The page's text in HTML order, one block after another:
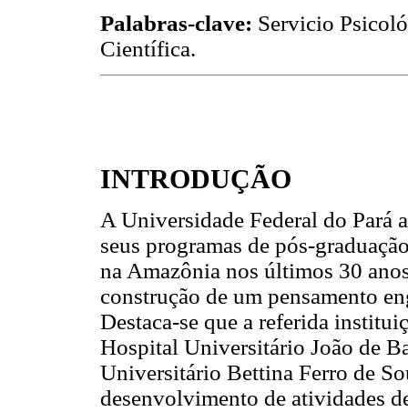
Palabras-clave: Servicio
Científica.
INTRODUÇÃO
A Universidade Federal do Pará
seus programas de pós-
na Amazônia nos últimos 30
construção de um pensamento
Destaca-se que a referida
Hospital Universitário João de
Universitário Bettina Ferro de
desenvolvimento de atividades